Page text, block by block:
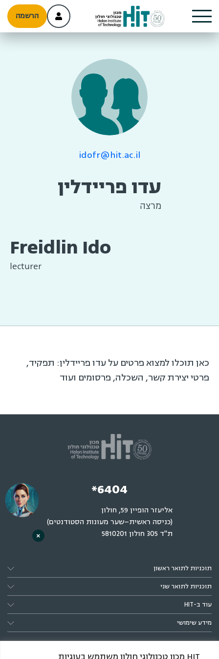
הרשמה
idofr@hit.ac.il
עדו פריידלין
מרצה
Freidlin Ido
lecturer
כאן תוכלו למצוא פרטים על עדו פריידלין: תפקיד,
פרטי יצירת קשר, השכלה, פרסומים ועוד
*6404
אליעזר הופיין 59, חולון
(כניסה ראשית–שער מעונות הסטודנטים)
ת"ד 305 חולון 5810201
תוכניות לתואר ראשון
תוכניות לתואר שני
עוד ב-HIT
מידע שימושי
×